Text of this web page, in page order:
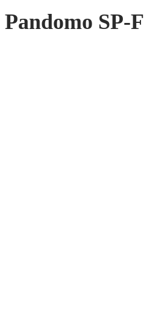
Pandomo SP-F